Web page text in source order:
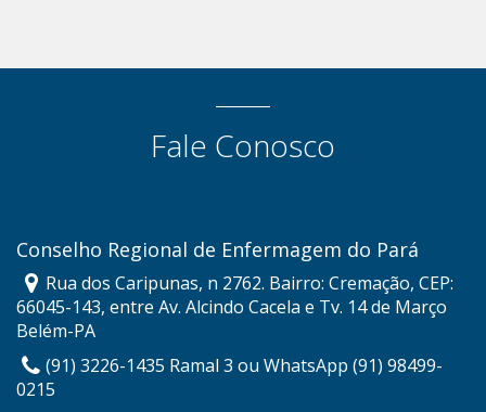
Fale Conosco
Conselho Regional de Enfermagem do Pará
Rua dos Caripunas, n 2762. Bairro: Cremação, CEP:
66045-143, entre Av. Alcindo Cacela e Tv. 14 de Março
Belém-PA
(91) 3226-1435 Ramal 3 ou WhatsApp (91) 98499-
0215